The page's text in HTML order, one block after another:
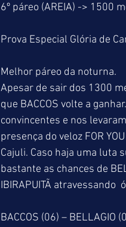
6º páreo (AREIA) -> 1500
Prova Especial Glória de
Melhor páreo da noturna.
Apesar de sair dos 1300
que BACCOS volte a
convincentes e nos
presença do veloz FOR
Cajuli. Caso haja uma luta
bastante as chances de
IBIRAPUITÃ atravessando
BACCOS (06) – BELLAGIO